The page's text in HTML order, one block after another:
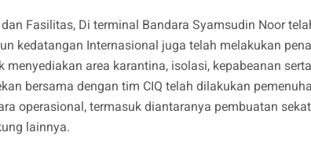
Fasilitas, Di terminal Bandara Syamsudin Noor
kedatangan Internasional juga telah melakukan
menyediakan area karantina, isolasi, kepabeanan
bersama dengan tim CIQ telah dilakukan
operasional, termasuk diantaranya pembuatan
lainnya.